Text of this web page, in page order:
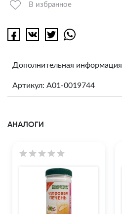
В избранное
Дополнительная информация
Артикул: A01-0019744
АНАЛОГИ